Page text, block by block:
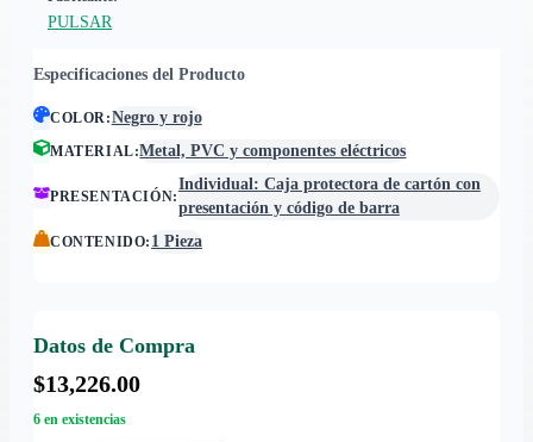
PULSAR
Especificaciones del Producto
COLOR:Negro y rojo
MATERIAL:Metal, PVC y componentes eléctricos
PRESENTACIÓN:
Individual: Caja protectora de cartón con
presentación y código de barra
CONTENIDO: 1 Pieza
Datos de Compra
$13,226.00
6 en existencias